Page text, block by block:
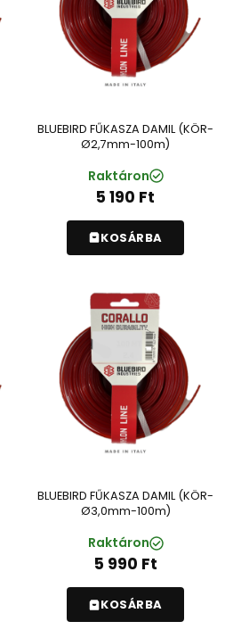
BLUEBIRD FŰKASZA DAMIL (KÖR-
Ø2,7mm-100m)
Raktáron
5 190 Ft
KOSÁRBA
BLUEBIRD FŰKASZA DAMIL (KÖR-
Ø3,0mm-100m)
Raktáron
5 990 Ft
KOSÁRBA